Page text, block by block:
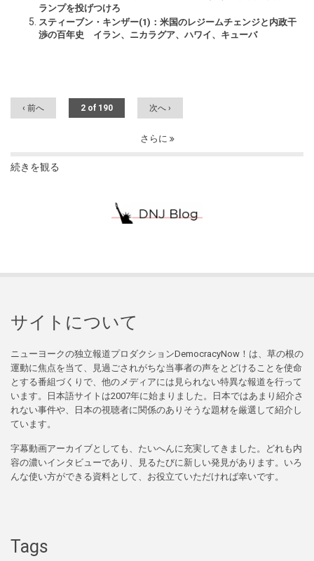
ランプを投げつけろ
スティーブン・キンザー(1)：米国のレジームチェンジと内政干
渉の百年史 イラン、ニカラグア、ハワイ、キューバ
‹ 前へ 2 of 190 次へ ›
さらに
続きを観る
サイトについて
ニューヨークの独立報道プロダクションDemocracyNow！は、草の根の
運動に焦点を当て、見過ごされがちな当事者の声をとどけることを使命
とする番組づくりで、他のメディアには見られない特異な報道を行って
います。日本語サイトは2007年に始まりました。日本ではあまり紹介さ
れない事件や、日本の視聴者に関係のありそうな題材を厳選して紹介し
ています。
字幕動画アーカイブとしても、たいへんに充実してきました。どれも内
容の濃いインタビューであり、見るたびに新しい発見があります。いろ
んな使い方ができる資料として、お役立ていただければ幸いです。
Tags